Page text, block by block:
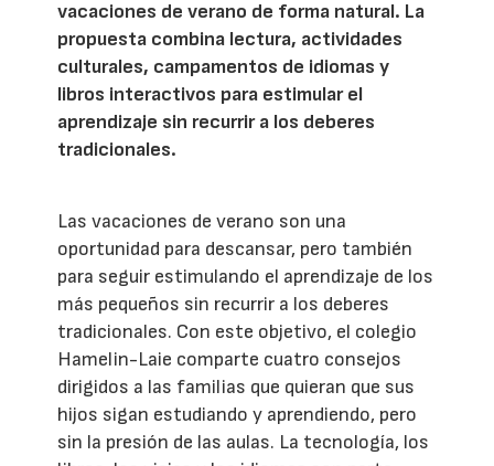
vacaciones de verano de forma natural. La
propuesta combina lectura, actividades
culturales, campamentos de idiomas y
libros interactivos para estimular el
aprendizaje sin recurrir a los deberes
tradicionales.
Las vacaciones de verano son una
oportunidad para descansar, pero también
para seguir estimulando el aprendizaje de los
más pequeños sin recurrir a los deberes
tradicionales. Con este objetivo, el colegio
Hamelin-Laie comparte cuatro consejos
dirigidos a las familias que quieran que sus
hijos sigan estudiando y aprendiendo, pero
sin la presión de las aulas. La tecnología, los